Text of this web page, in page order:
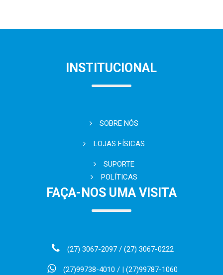
INSTITUCIONAL
SOBRE NÓS
LOJAS FÍSICAS
SUPORTE
POLÍTICAS
FAÇA-NOS UMA VISITA
(27) 3067-2097 / (27) 3067-0222
(27)99738-4010 / | (27)99787-1060